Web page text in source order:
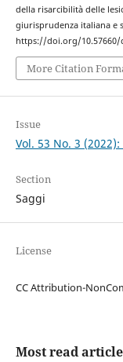
della risarcibilità delle
giurisprudenza italiana e
https://doi.org/10.57660/
More Citation
Issue
Vol. 53 No. 3
Section
Saggi
License
CC Attribution-
Most read